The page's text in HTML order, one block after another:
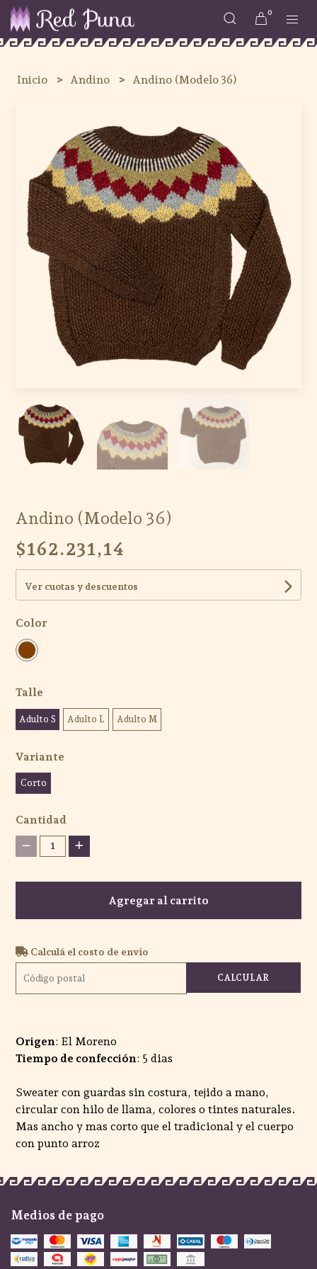
0
Inicio Andino Andino (Modelo 36)
Andino (Modelo 36)
$162.231,14
Ver cuotas y descuentos
Color
Talle
Adulto S Adulto L Adulto M
Variante
Corto
Cantidad
1
Agregar al carrito
Calculá el costo de envío
CALCULAR
Origen: El Moreno
Tiempo de confección: 5 dias
Sweater con guardas sin costura, tejido a mano,
circular con hilo de llama, colores o tintes naturales.
Mas ancho y mas corto que el tradicional y el cuerpo
con punto arroz
Medios de pago